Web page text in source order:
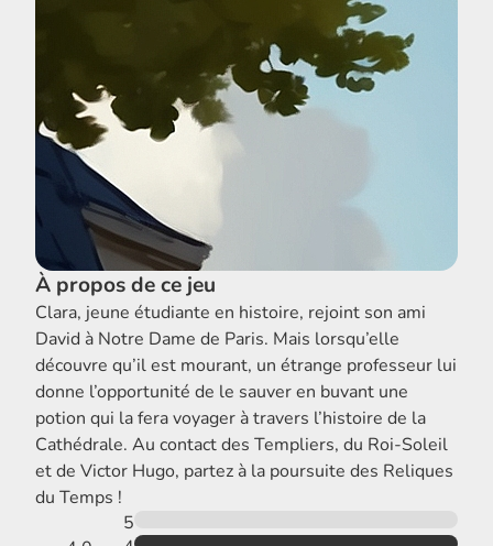
À propos de ce jeu
Clara, jeune étudiante en histoire, rejoint son ami
David à Notre Dame de Paris. Mais lorsqu’elle
découvre qu’il est mourant, un étrange professeur lui
donne l’opportunité de le sauver en buvant une
potion qui la fera voyager à travers l’histoire de la
Cathédrale. Au contact des Templiers, du Roi-Soleil
et de Victor Hugo, partez à la poursuite des Reliques
du Temps !
5